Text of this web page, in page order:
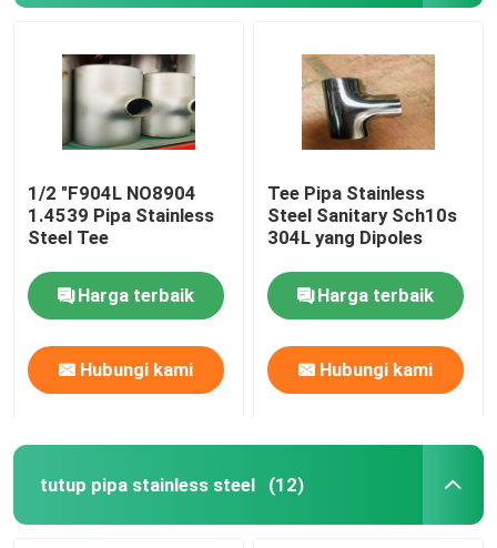
1/2 "F904L NO8904
1.4539 Pipa Stainless
Steel Tee
Harga terbaik
Hubungi kami
Tee Pipa Stainless
Steel Sanitary Sch10s
304L yang Dipoles
Harga terbaik
Hubungi kami
tutup pipa stainless steel (12)